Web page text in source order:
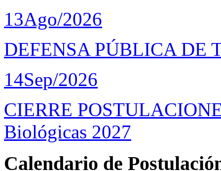
13Ago/2026
DEFENSA PÚBLICA DE
14Sep/2026
CIERRE
Biológicas 2027
Calendario de